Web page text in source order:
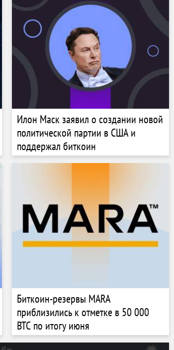
Илон Маск заявил о создании новой
политической партии в США и
поддержал биткоин
Биткоин-резервы MARA
приблизились к отметке в 50 000
BTC по итогу июня